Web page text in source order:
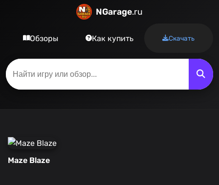
NGarage.ru
Обзоры Как купить Скачать
Maze Blaze